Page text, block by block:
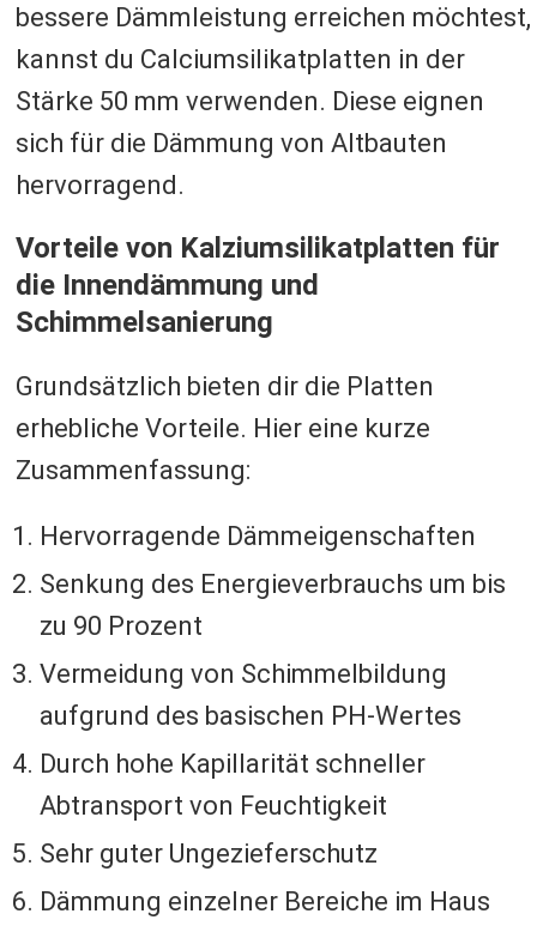
bessere Dämmleistung erreichen möchtest,
kannst du Calciumsilikatplatten in der
Stärke 50 mm verwenden. Diese eignen
sich für die Dämmung von Altbauten
hervorragend.
Vorteile von Kalziumsilikatplatten für
die Innendämmung und
Schimmelsanierung
Grundsätzlich bieten dir die Platten
erhebliche Vorteile. Hier eine kurze
Zusammenfassung:
Hervorragende Dämmeigenschaften
Senkung des Energieverbrauchs um bis
zu 90 Prozent
Vermeidung von Schimmelbildung
aufgrund des basischen PH-Wertes
Durch hohe Kapillarität schneller
Abtransport von Feuchtigkeit
Sehr guter Ungezieferschutz
Dämmung einzelner Bereiche im Haus